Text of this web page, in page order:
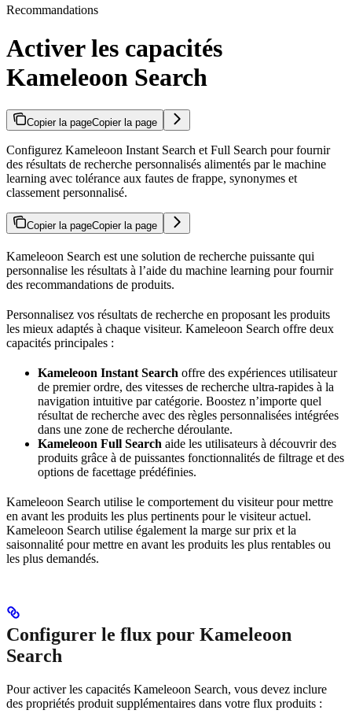
Recommandations
Activer les capacités
Kameleoon Search
Copier la pageCopier la page
Configurez Kameleoon Instant Search et Full Search pour fournir
des résultats de recherche personnalisés alimentés par le machine
learning avec tolérance aux fautes de frappe, synonymes et
classement personnalisé.
Copier la pageCopier la page
Kameleoon Search est une solution de recherche puissante qui
personnalise les résultats à l’aide du machine learning pour fournir
des recommandations de produits.
Personnalisez vos résultats de recherche en proposant les produits
les mieux adaptés à chaque visiteur. Kameleoon Search offre deux
capacités principales :
Kameleoon Instant Search offre des expériences utilisateur
de premier ordre, des vitesses de recherche ultra-rapides à la
navigation intuitive par catégorie. Boostez n’importe quel
résultat de recherche avec des règles personnalisées intégrées
dans une zone de recherche déroulante.
Kameleoon Full Search aide les utilisateurs à découvrir des
produits grâce à de puissantes fonctionnalités de filtrage et des
options de facettage prédéfinies.
Kameleoon Search utilise le comportement du visiteur pour mettre
en avant les produits les plus pertinents pour le visiteur actuel.
Kameleoon Search utilise également la marge sur prix et la
saisonnalité pour mettre en avant les produits les plus rentables ou
les plus demandés.
Configurer le flux pour Kameleoon
Search
Pour activer les capacités Kameleoon Search, vous devez inclure
des propriétés produit supplémentaires dans votre flux produits :